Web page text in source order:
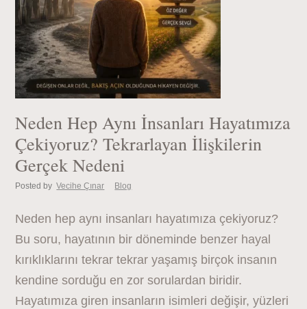
Neden Hep Aynı İnsanları Hayatımıza
Çekiyoruz? Tekrarlayan İlişkilerin
Gerçek Nedeni
Posted by Vecihe Çınar Blog
Neden hep aynı insanları hayatımıza çekiyoruz?
Bu soru, hayatının bir döneminde benzer hayal
kırıklıklarını tekrar tekrar yaşamış birçok insanın
kendine sorduğu en zor sorulardan biridir.
Hayatımıza giren insanların isimleri değişir, yüzleri